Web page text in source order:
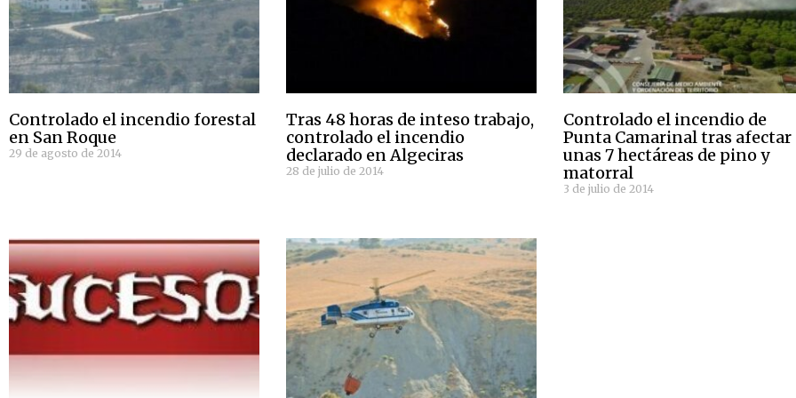
Controlado el incendio forestal
en San Roque
29 de agosto de 2014
Tras 48 horas de inteso trabajo,
controlado el incendio
declarado en Algeciras
28 de julio de 2014
Controlado el incendio de
Punta Camarinal tras afectar
unas 7 hectáreas de pino y
matorral
3 de julio de 2014